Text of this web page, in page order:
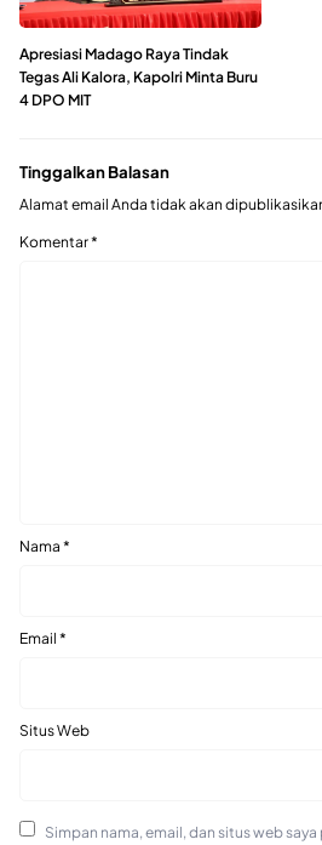
Apresiasi Madago Raya Tindak
Tegas Ali Kalora, Kapolri Minta Buru
4 DPO MIT
Tinggalkan Balasan
Alamat email Anda tidak akan
Komentar*
Nama *
Email *
Situs Web
Simpan nama, email, dan situs web